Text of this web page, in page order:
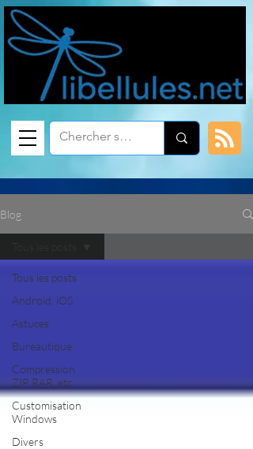
Blog
Tous les posts
Android, iOS
Astuces
Bureautique
Compression
ZIP, RAR, etc.
Customisation
Windows
Divers